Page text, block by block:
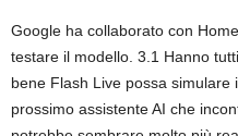
Google ha collaborato con
testare il modello. 3.1 Hanno
bene Flash Live possa simulare
prossimo assistente AI che